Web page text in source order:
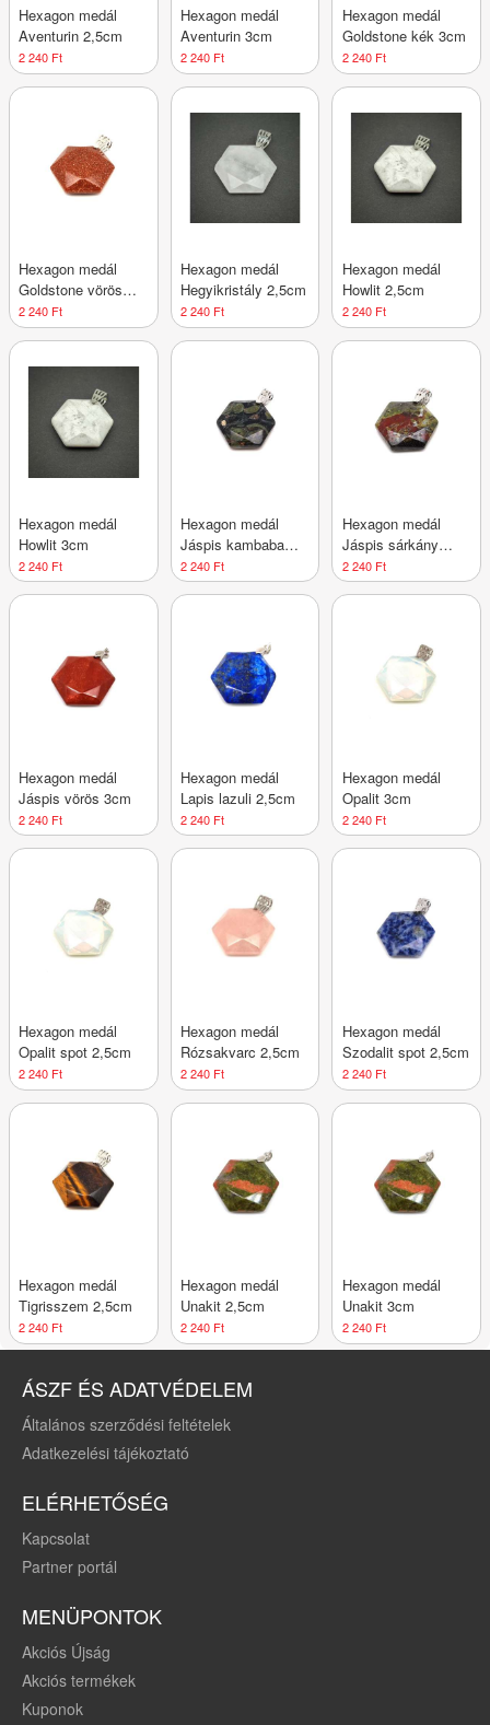
Hexagon medál
Aventurin 2,5cm
2 240 Ft
Hexagon medál
Aventurin 3cm
2 240 Ft
Hexagon medál
Goldstone kék 3cm
2 240 Ft
Hexagon medál
Goldstone vörös
3cm
2 240 Ft
Hexagon medál
Hegyikristály 2,5cm
2 240 Ft
Hexagon medál
Howlit 2,5cm
2 240 Ft
Hexagon medál
Howlit 3cm
2 240 Ft
Hexagon medál
Jáspis kambaba
2,5cm
2 240 Ft
Hexagon medál
Jáspis sárkány
2,5cm
2 240 Ft
Hexagon medál
Jáspis vörös 3cm
2 240 Ft
Hexagon medál
Lapis lazuli 2,5cm
2 240 Ft
Hexagon medál
Opalit 3cm
2 240 Ft
Hexagon medál
Opalit spot 2,5cm
2 240 Ft
Hexagon medál
Rózsakvarc 2,5cm
2 240 Ft
Hexagon medál
Szodalit spot 2,5cm
2 240 Ft
Hexagon medál
Tigrisszem 2,5cm
2 240 Ft
Hexagon medál
Unakit 2,5cm
2 240 Ft
Hexagon medál
Unakit 3cm
2 240 Ft
ÁSZF ÉS ADATVÉDELEM
Általános szerződési feltételek
Adatkezelési tájékoztató
ELÉRHETŐSÉG
Kapcsolat
Partner portál
MENÜPONTOK
Akciós Újság
Akciós termékek
Kuponok